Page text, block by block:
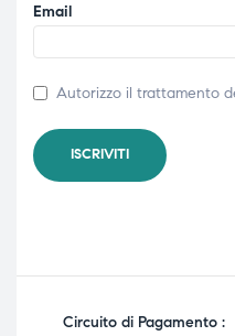
Email
Autorizzo il trattamento
Circuito di Pagamento :